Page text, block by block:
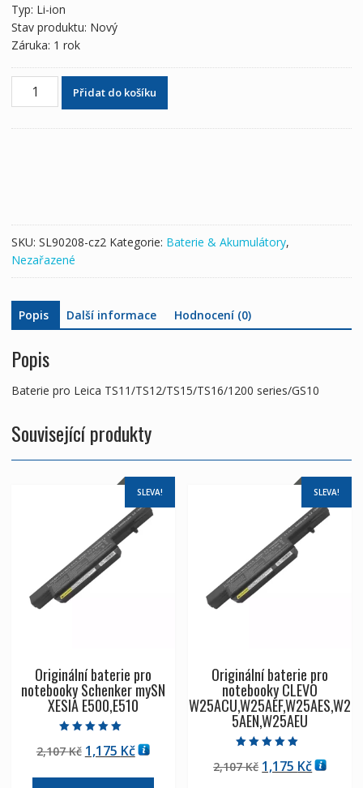
Typ: Li-ion
Stav produktu: Nový
Záruka: 1 rok
Baterie
Přidat do košíku
SKU: SL90208-cz2 Kategorie: Baterie & Akumulátory,
Nezařazené
Popis Další informace Hodnocení (0)
Popis
Baterie pro Leica TS11/TS12/TS15/TS16/1200 series/GS10
Související produkty
SLEVA!
Originální baterie pro
notebooky Schenker mySN
XESIA E500,E510
5.00
z 5
2,107Kč Původní
1,175 KčAktuální
SLEVA!
Originální baterie pro
notebooky CLEVO
W25ACU,W25AEF,W25AES,W2
5AEN,W25AEU
5.00
z 5
2,107Kč Původní
1,175 Kč